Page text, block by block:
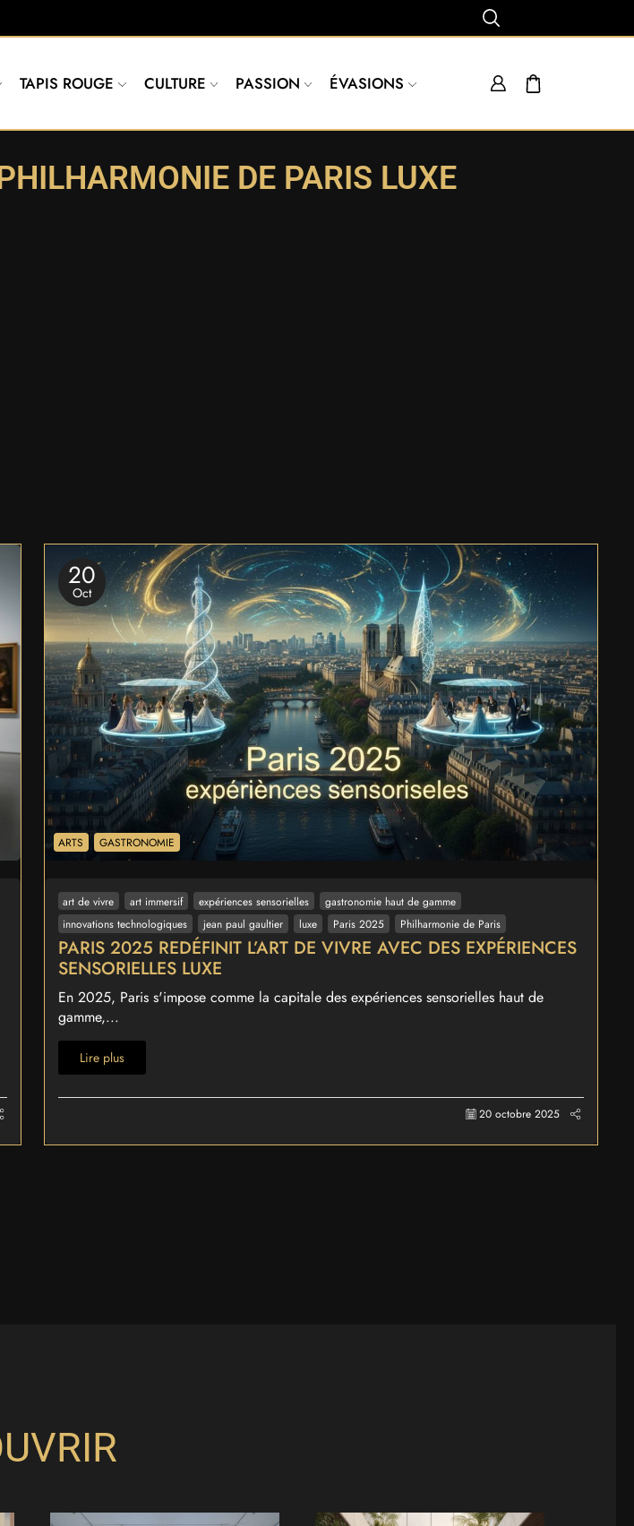
TAPIS ROUGE CULTURE PASSION ÉVASIONS
DE PARIS LUXE
20
Oct
ARTS GASTRONOMIE
art de vivre art immersif expériences sensorielles
gastronomie haut de gamme
innovations technologiques
jean paul gaultier luxe Paris 2025 Philharmonie de Paris
PARIS 2025 REDÉFINIT L’ART DE VIVRE AVEC DES EXPÉRIENCES
SENSORIELLES LUXE
En 2025, Paris s'impose comme la capitale des expériences sensorielles haut de
gamme,...
Lire plus
20 octobre 2025